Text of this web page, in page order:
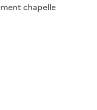
chapelle